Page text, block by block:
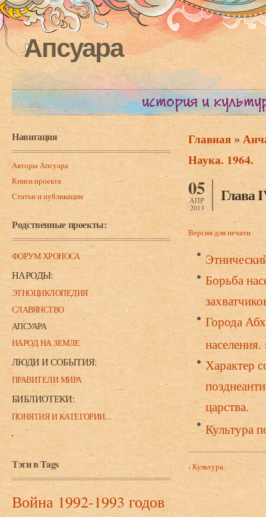
Апсуара
Навигация
Авторы Апсуара
Книги проекта
Статьи и публикации
Родственные проекты:
ФОРУМ ХРОНОСА
НАРОДЫ:
ЭТНОЦИКЛОПЕДИЯ
СЛАВЯНСТВО
АПСУАРА
НАРОД НА ЗЕМЛЕ
ЛЮДИ И СОБЫТИЯ:
ПРАВИТЕЛИ МИРА
БИБЛИОТЕКИ:
ПОНЯТИЯ И КАТЕГОРИИ...
Тэги в Tags
Война 1992-1993 годов
Вы здесь
Главная »
Наука. 1964.
05
АПР
2013
Глава
Версия для печати
Борьба
Города
населения.
Характер
царства.
Культура
‹ Культура.